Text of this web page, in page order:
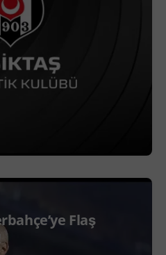
Flaş